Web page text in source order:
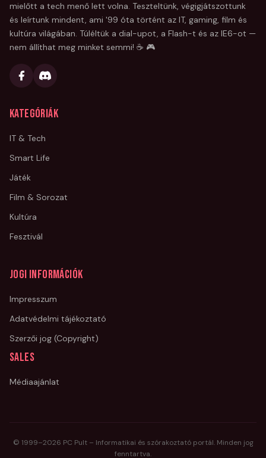
mielőtt a tech menő lett volna. Teszteltünk, végigjátszottunk
és leírtunk mindent, ami '99 óta történt az IT, gaming, film és
kultúra világában. Túléltük a dial-upot, a Flash-t és az IE6-ot —
nem állíthat meg minket semmi! ☕ 🎮
Kategóriák
IT & Tech
Smart Life
Játék
Film & Sorozat
Kultúra
Fesztivál
Jogi információk
Impresszum
Adatvédelmi tájékoztató
Szerzői jog (Copyright)
Sales
Médiaajánlat
© 1999–2026 PC Pult – Informatikai és szórakoztató portál. Minden jog
fenntartva.